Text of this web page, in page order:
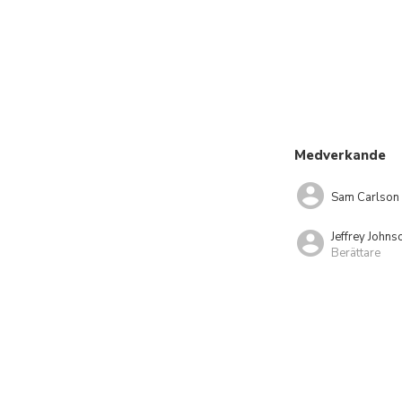
Medverkande
Sam Carlson
Jeffrey
Berättare